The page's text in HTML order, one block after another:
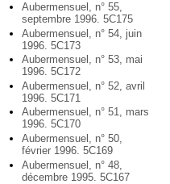
Aubermensuel, n° 55,
septembre 1996. 5C175
Aubermensuel, n° 54, juin
1996. 5C173
Aubermensuel, n° 53, mai
1996. 5C172
Aubermensuel, n° 52, avril
1996. 5C171
Aubermensuel, n° 51, mars
1996. 5C170
Aubermensuel, n° 50,
février 1996. 5C169
Aubermensuel, n° 48,
décembre 1995. 5C167